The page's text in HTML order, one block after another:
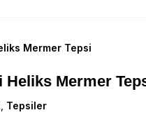
Heliks Mermer
Tepsiler